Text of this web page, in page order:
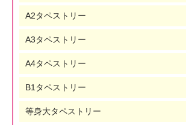
A2タペストリー
A3タペストリー
A4タペストリー
B1タペストリー
等身大タペストリー